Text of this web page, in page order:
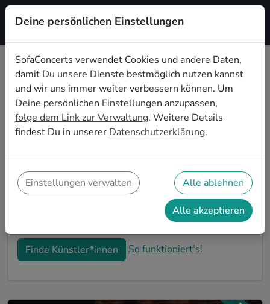
Registrieren
Jazz Live-Musik für die
Einweihungsparty in Jena
Du bist gerade in Deine neue Wohnung eingezogen
und möchtest jetzt die ersten Erinnerungen formen?
Einweihungsparty in Jena kannst Du Dir sicher sein,
dass Deine Wohnung im richtigen Glanz erstrahlt. Auf
SofaConcerts findest Du professionelle und
authentische Live-Acts, die perfekt auf Deine
Finde Künstler*innen So funktioniert's!
Deine persönlichen Einstellungen
SofaConcerts verwendet Cookies und andere Daten,
damit Du unsere Dienste bestmöglich nutzen kannst
und wir uns immer weiter verbessern können. Um
Deine persönlichen Einstellungen anzupassen,
folge dem Link zur Verwaltung. Weitere Details
findest Du in unserer Datenschutzerklärung.
Einstellungen verwalten Alle ablehnen
Alle akzeptieren